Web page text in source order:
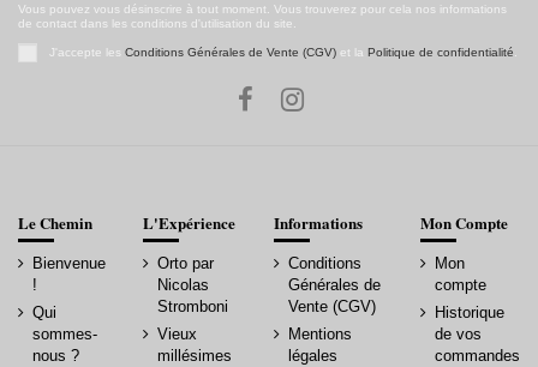
Vous pouvez vous désinscrire à tout moment. Vous trouverez pour cela nos informations
de contact dans les conditions d'utilisation du site.
J'accepte les Conditions Générales de Vente (CGV)et la Politique de confidentialité
Le Chemin
Bienvenue
!
Qui
sommes-
nous ?
L'Expérience
Orto par
Nicolas
Stromboni
Vieux
millésimes
Informations
Conditions
Générales de
Vente (CGV)
Mentions
légales
Mon Compte
Mon
compte
Historique
de vos
commandes